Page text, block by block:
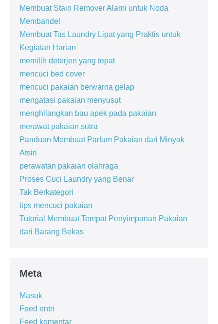
Membuat Stain Remover Alami untuk Noda
Membandel
Membuat Tas Laundry Lipat yang Praktis untuk
Kegiatan Harian
memilih deterjen yang tepat
mencuci bed cover
mencuci pakaian berwarna gelap
mengatasi pakaian menyusut
menghilangkan bau apek pada pakaian
merawat pakaian sutra
Panduan Membuat Parfum Pakaian dari Minyak
Atsiri
perawatan pakaian olahraga
Proses Cuci Laundry yang Benar
Tak Berkategori
tips mencuci pakaian
Tutorial Membuat Tempat Penyimpanan Pakaian
dari Barang Bekas
Meta
Masuk
Feed entri
Feed komentar